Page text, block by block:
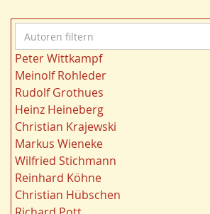
Kultur 22
Kulturlandschaft
Wohnen 21
Gewässer 21
Ruhrgebiet 20
Migration/Wanderung
Strukturwandel 20
Städtebau 20
Wahl 20
Ländliche Entwicklung
Landschaft 19
Siedlung/Siedlungsgeschichte
u
t
o
r
e
n
f
i
l
t
Peter Wittkampf
Meinolf Rohleder
Rudolf Grothues
Heinz Heineberg
Christian Krajewski
Markus Wieneke
Wilfried Stichmann
Reinhard Köhne
Christian Hübschen